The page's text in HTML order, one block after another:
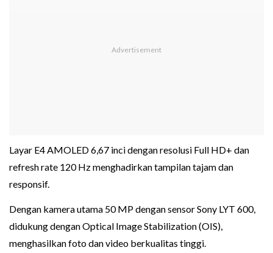
Layar E4 AMOLED 6,67 inci dengan resolusi Full HD+ dan
refresh rate 120 Hz menghadirkan tampilan tajam dan
responsif.
Dengan kamera utama 50 MP dengan sensor Sony LYT 600,
didukung dengan Optical Image Stabilization (OIS),
menghasilkan foto dan video berkualitas tinggi.